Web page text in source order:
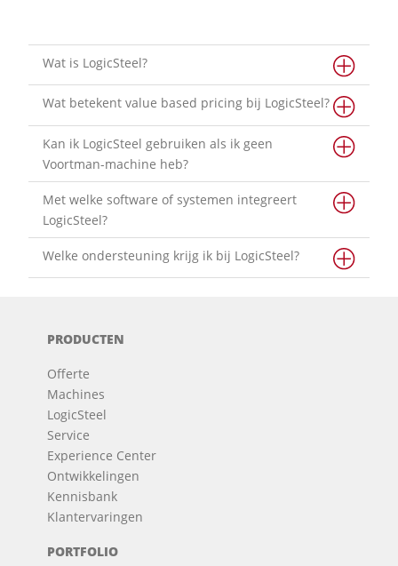
Wat is LogicSteel?
Wat betekent value based pricing bij LogicSteel?
Kan ik LogicSteel gebruiken als ik geen
Voortman-machine heb?
Met welke software of systemen integreert
LogicSteel?
Welke ondersteuning krijg ik bij LogicSteel?
PRODUCTEN
Offerte
Machines
LogicSteel
Service
Experience Center
Ontwikkelingen
Kennisbank
Klantervaringen
PORTFOLIO